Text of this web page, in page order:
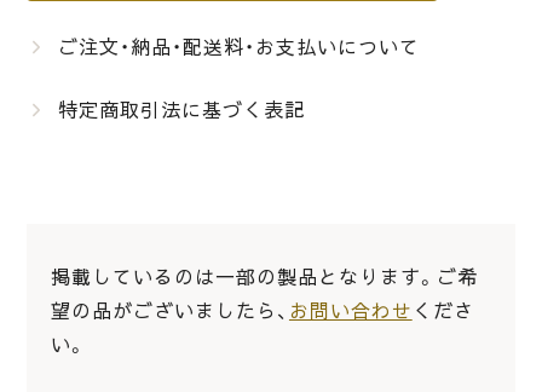
ご注文・納品・配送料・お支払いについて
特定商取引法に基づく表記
掲載しているのは一部の製品となります。ご希
望の品がございましたら、 お問い合わせ くださ
い。